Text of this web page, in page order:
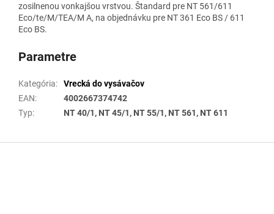
zosilnenou vonkajšou vrstvou. Štandard pre NT 561/611
Eco/te/M/TEA/M A, na objednávku pre NT 361 Eco BS / 611
Eco BS.
Parametre
Kategória:
Vrecká do vysávačov
EAN:
4002667374742
Typ: NT 40/1, NT 45/1, NT 55/1, NT 561, NT 611